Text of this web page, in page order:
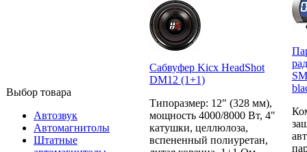
Выбор товара
Автозвук
Автомагнитолы
Штатные
Сабвуфер Kicx HeadShot
DM12 (1+1)
Типоразмер: 12" (328 мм),
мощность 4000/8000 Вт, 4"
катушки, целлюлоза,
вспененный полиуретан,